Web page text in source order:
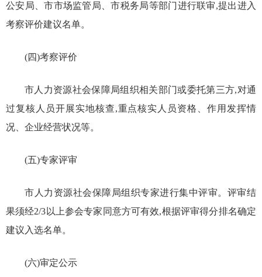
公安局、市市场监管局、市税务局等部门进行联审,提出进入
考察评价建议名单。
(四)考察评价
市人力资源社会保障局组织相关部门或委托第三方,对通
过复核人员开展实地核查,重点核实人员资格、作用发挥情
况、企业经营状况等。
(五)专家评审
市人力资源社会保障局组织专家进行集中评审。评审结
果须经2/3以上参会专家同意方可有效,根据评审得分排名确定
建议入选名单。
(六)审定公示